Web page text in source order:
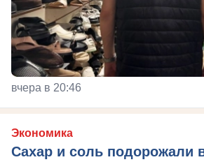
вчера в 20:46
Экономика
Сахар и соль подорожали